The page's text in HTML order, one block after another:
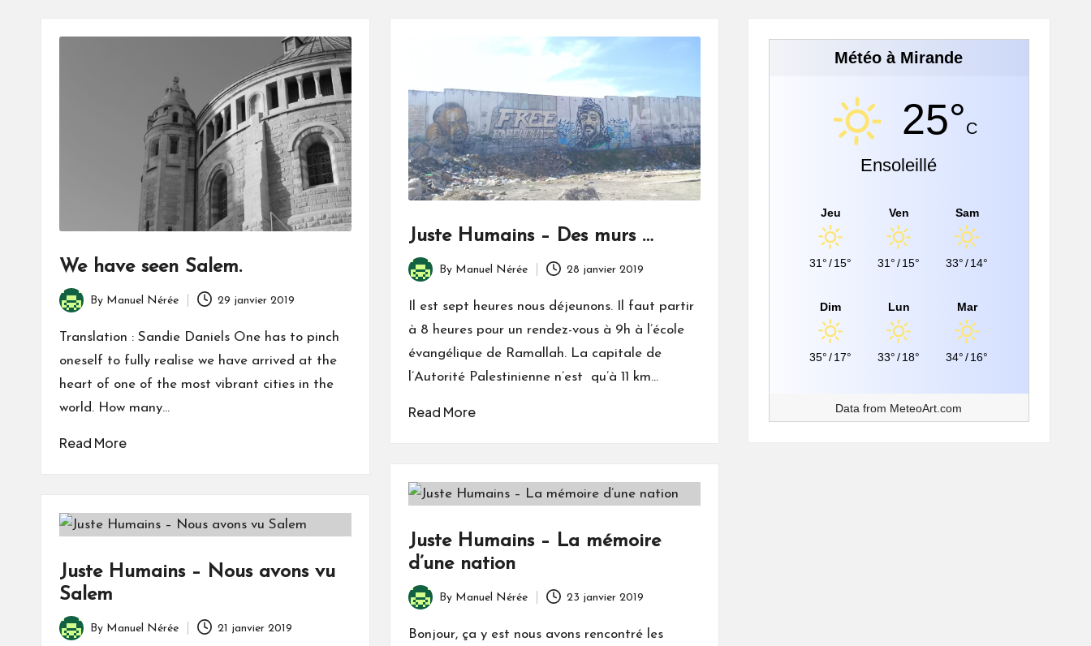
A
c
t
We have seen Salem.
Posted
by
By Manuel Nérée 29 janvier 2019
Translation : Sandie Daniels One has to pinch
oneself to fully realise we have arrived at the
heart of one of the most vibrant cities in the
world. How many…
Read More
Juste Humains – Des murs …
Posted
by
By Manuel Nérée 28 janvier 2019
Il est sept heures nous déjeunons. Il faut partir
à 8 heures pour un rendez-vous à 9h à l’école
évangélique de Ramallah. La capitale de
l’Autorité Palestinienne n’est qu’à 11 km…
Read More
Juste Humains – La mémoire
d’une nation
Posted
by
By Manuel Nérée 23 janvier 2019
Bonjour, ça y est nous avons rencontré les
Juste Humains – Nous avons vu
Salem
Posted
By Manuel Nérée 21 janvier 2019
Météo à Mirande
25°C
Ensoleillé
Jeu
31° /15°
Ven
31° /15°
Sam
33° /14°
Dim
35° /17°
Lun
33° /18°
Mar
34° /16°
Data from MeteoArt.com